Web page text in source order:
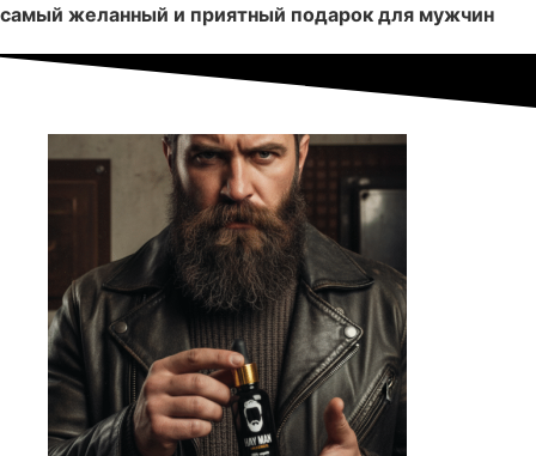
самый желанный и приятный подарок для мужчин